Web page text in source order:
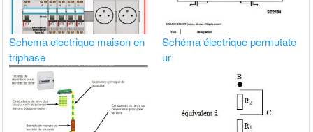
Schema electrique maison en
triphase
Schéma électrique permutate
ur